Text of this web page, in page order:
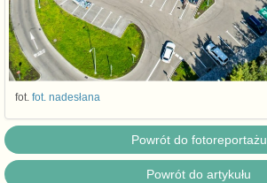
fot. fot. nadesłana
Powrót do fotoreportażu
Powrót do artykułu